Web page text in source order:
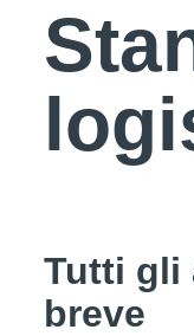
Tutti gli
breve